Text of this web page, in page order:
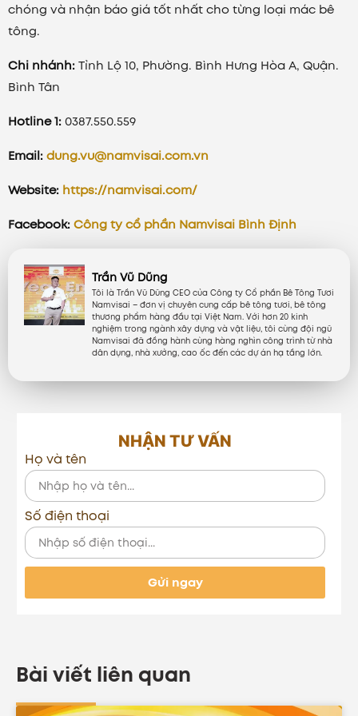
chóng và nhận báo giá tốt nhất cho từng loại mác bê
tông.
Chi nhánh:Tỉnh Lộ 10, Phường. Bình Hưng Hòa A, Quận.
Bình Tân
Hotline 1:0387.550.559
Email:dung.vu@namvisai.com.vn
Website: https://namvisai.com/
Facebook:Công ty cổ phần Namvisai Bình Định
Trần Vũ Dũng
Tôi là Trần Vũ Dũng CEO của Công ty Cổ phần Bê Tông Tươi
Namvisai – đơn vị chuyên cung cấp bê tông tươi, bê tông
thương phẩm hàng đầu tại Việt Nam. Với hơn 20 kinh
nghiệm trong ngành xây dựng và vật liệu, tôi cùng đội ngũ
Namvisai đã đồng hành cùng hàng nghìn công trình từ nhà
dân dụng, nhà xưởng, cao ốc đến các dự án hạ tầng lớn.
NHẬN TƯ VẤN
Họ và tên
Số điện thoại
Gửi ngay
Bài viết liên quan